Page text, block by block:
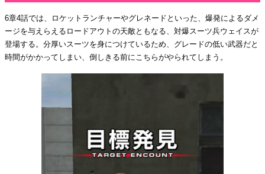
6章4話では、ロケットランチャーやグレネードといった、爆発によるダメ
ージを与えらえるロードアウトの天敵ともなる、対爆スーツ兵ウェイスが
登場する。分厚いスーツを身につけているため、グレードの低い武器だと
時間がかかってしまい、倒しきる前にこちらがやられてしまう。